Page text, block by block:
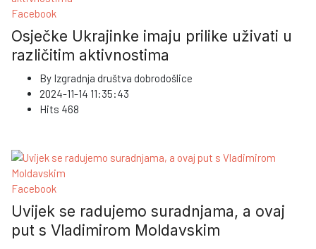
Facebook
Osječke Ukrajinke imaju prilike uživati u
različitim aktivnostima
By Izgradnja društva dobrodošlice
2024-11-14 11:35:43
Hits 468
Facebook
Uvijek se radujemo suradnjama, a ovaj
put s Vladimirom Moldavskim